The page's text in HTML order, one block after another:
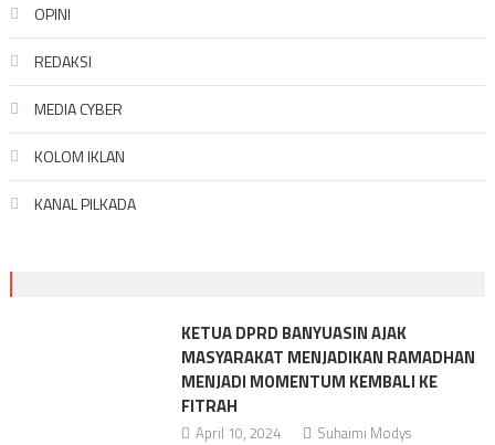
OPINI
REDAKSI
MEDIA CYBER
KOLOM IKLAN
KANAL PILKADA
KETUA DPRD BANYUASIN AJAK
MASYARAKAT MENJADIKAN RAMADHAN
MENJADI MOMENTUM KEMBALI KE
FITRAH
April 10, 2024 Suhaimi Modys